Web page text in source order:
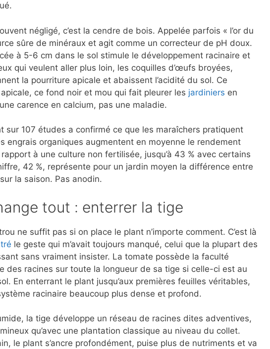
négligé, c’est la cendre de bois. Appelée parfois « l’or du
sûre de minéraux et agit comme un correcteur de pH doux.
à 5-6 cm dans le sol stimule le développement racinaire et
qui veulent aller plus loin, les coquilles d’œufs broyées,
la pourriture apicale et abaissent l’acidité du sol. Ce
ce fond noir et mou qui fait pleurer les jardiniers en
carence en calcium, pas une maladie.
sur 107 études a confirmé ce que les maraîchers pratiquent
engrais organiques augmentent en moyenne le rendement
à une culture non fertilisée, jusqu’à 43 % avec certains
42 %, représente pour un jardin moyen la différence entre
la saison. Pas anodin.
tout : enterrer la tige
ne suffit pas si on place le plant n’importe comment. C’est là
le geste qui m’avait toujours manqué, celui que la plupart des
sans vraiment insister. La tomate possède la faculté
des racines sur toute la longueur de sa tige si celle-ci est au
En enterrant le plant jusqu’aux premières feuilles véritables,
racinaire beaucoup plus dense et profond.
la tige développe un réseau de racines dites adventives,
qu’avec une plantation classique au niveau du collet.
le plant s’ancre profondément, puise plus de nutriments et va